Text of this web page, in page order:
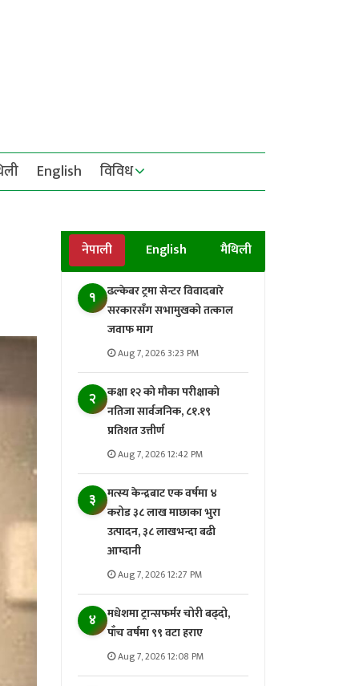
English विविध
नेपाली English मैथिली
१
ढल्केबर ट्रमा सेन्टर विवादबारे
सरकारसँग सभामुखको तत्काल
जवाफ माग
Aug 7, 2026 3:23 PM
२
कक्षा १२ को मौका परीक्षाको
नतिजा सार्वजनिक, ८१.१९
प्रतिशत उत्तीर्ण
Aug 7, 2026 12:42 PM
३
मत्स्य केन्द्रबाट एक वर्षमा ४
करोड ३८ लाख माछाका भुरा
उत्पादन, ३८ लाखभन्दा बढी
आम्दानी
Aug 7, 2026 12:27 PM
४
मधेशमा ट्रान्सफर्मर चोरी बढ्दो,
पाँच वर्षमा ९९ वटा हराए
Aug 7, 2026 12:08 PM